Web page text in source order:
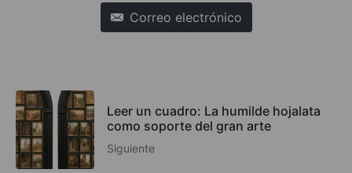
Correo electrónico
Leer un cuadro: La humilde hojalata
como soporte del gran arte
Siguiente